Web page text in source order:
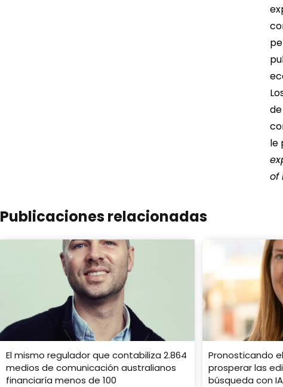
le
of
Publicaciones relacionadas
El mismo regulador que contabiliza 2.864
medios de comunicación australianos
financiaría menos de 100
Pronosticando
prosperar las
búsqueda con